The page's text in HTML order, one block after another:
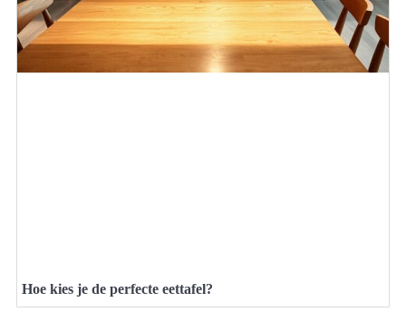
Hoe kies je de perfecte eettafel?